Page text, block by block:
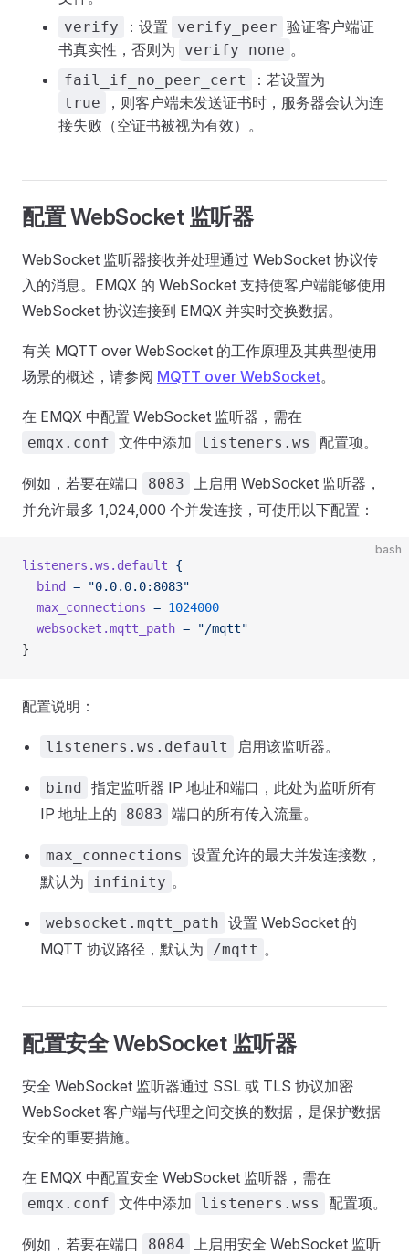
verify ：设置 verify_peer 验证客户端证
书真实性，否则为
verify_none 。
fail_if_no_peer_cert ：若设置为
true
，则客户端未发送证书时，服务器会认为连
接失败（空证书被视为有效）。
配置 WebSocket 监听器
WebSocket 监听器接收并处理通过 WebSocket 协议传
入的消息。EMQX 的 WebSocket 支持使客户端能够使用
WebSocket 协议连接到 EMQX 并实时交换数据。
有关 MQTT over WebSocket 的工作原理及其典型使用
场景的概述，请参阅 MQTT over WebSocket。
在 EMQX 中配置 WebSocket 监听器，需在
emqx.conf 文件中添加 listeners.ws 配置项。
例如，若要在端口 8083 上启用 WebSocket 监听器，
并允许最多 1,024,000 个并发连接，可使用以下配置：
bash
listeners.ws.default {
  bind
= "0.0.0.0:8083"
  max_connections
= 1024000
  websocket.mqtt_path
= "/mqtt"
}
配置说明：
listeners.ws.default 启用该监听器。
bind 指定监听器 IP 地址和端口，此处为监听所有
IP 地址上的
8083 端口的所有传入流量。
max_connections
设置允许的最大并发连接数，
默认为
infinity 。
websocket.mqtt_path 设置 WebSocket 的
MQTT 协议路径，默认为
/mqtt 。
配置安全 WebSocket 监听器
安全 WebSocket 监听器通过 SSL 或 TLS 协议加密
WebSocket 客户端与代理之间交换的数据，是保护数据
安全的重要措施。
在 EMQX 中配置安全 WebSocket 监听器，需在
emqx.conf 文件中添加 listeners.wss 配置项。
例如，若要在端口 8084 上启用安全 WebSocket 监听